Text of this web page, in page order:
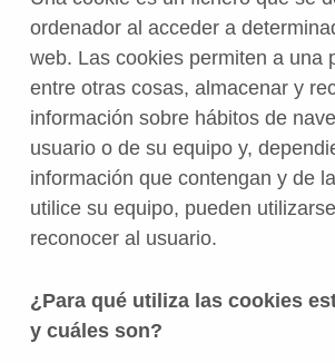
ordenador al acceder a
web. Las cookies permiten a una
entre otras cosas, almacenar y
información sobre hábitos de
usuario o de su equipo y,
información que contengan y de
utilice su equipo, pueden
reconocer al usuario.
¿Para qué utiliza las cookies
y cuáles son?